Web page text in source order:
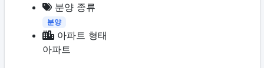
분양 종류
분양
아파트 형태
아파트